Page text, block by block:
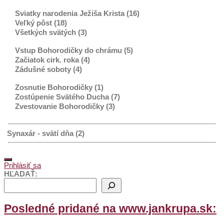
Sviatky narodenia Ježiša Krista (16)
Veľký pôst (18)
Všetkých svätých (3)
Vstup Bohorodičky do chrámu (5)
Začiatok cirk. roka (4)
Zádušné soboty (4)
Zosnutie Bohorodičky (1)
Zostúpenie Svätého Ducha (7)
Zvestovanie Bohorodičky (3)
Synaxár - svätí dňa (2)
Prihlásiť sa
HĽADAŤ:
Posledné pridané na www.jankrupa.sk: